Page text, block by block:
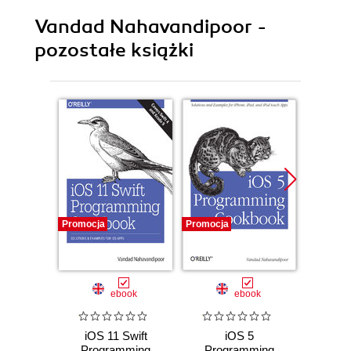
Vandad Nahavandipoor -
pozostałe książki
Promocja
ebook
iOS 11 Swift
Promocja
ebook
iOS 5